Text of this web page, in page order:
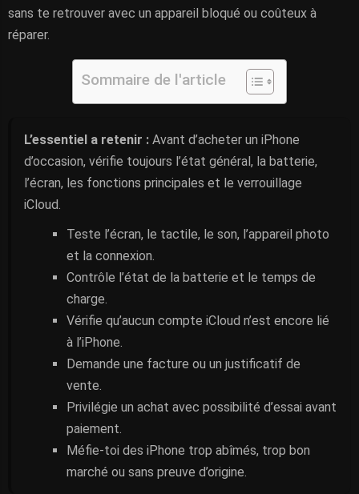
sans te retrouver avec un appareil bloqué ou coûteux à
réparer.
Sommaire de l'article
L’essentiel a retenir : Avant d’acheter un iPhone
d’occasion, vérifie toujours l’état général, la batterie,
l’écran, les fonctions principales et le verrouillage
iCloud.
Teste l’écran, le tactile, le son, l’appareil photo
et la connexion.
Contrôle l’état de la batterie et le temps de
charge.
Vérifie qu’aucun compte iCloud n’est encore lié
à l’iPhone.
Demande une facture ou un justificatif de
vente.
Privilégie un achat avec possibilité d’essai avant
paiement.
Méfie-toi des iPhone trop abîmés, trop bon
marché ou sans preuve d’origine.